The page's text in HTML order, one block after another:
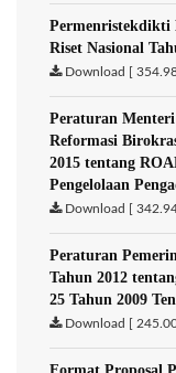
Permenristekdikti
Riset Nasional
Download [
Peraturan
Reformasi
2015 tentang
Pengelolaan
Download [
Peraturan
Tahun 2012
25 Tahun 2009
Download [